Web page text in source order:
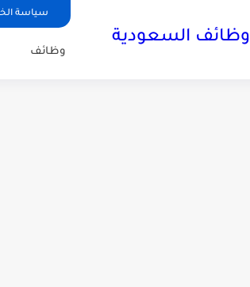
سياسة
وظائف السعودية
وظائف